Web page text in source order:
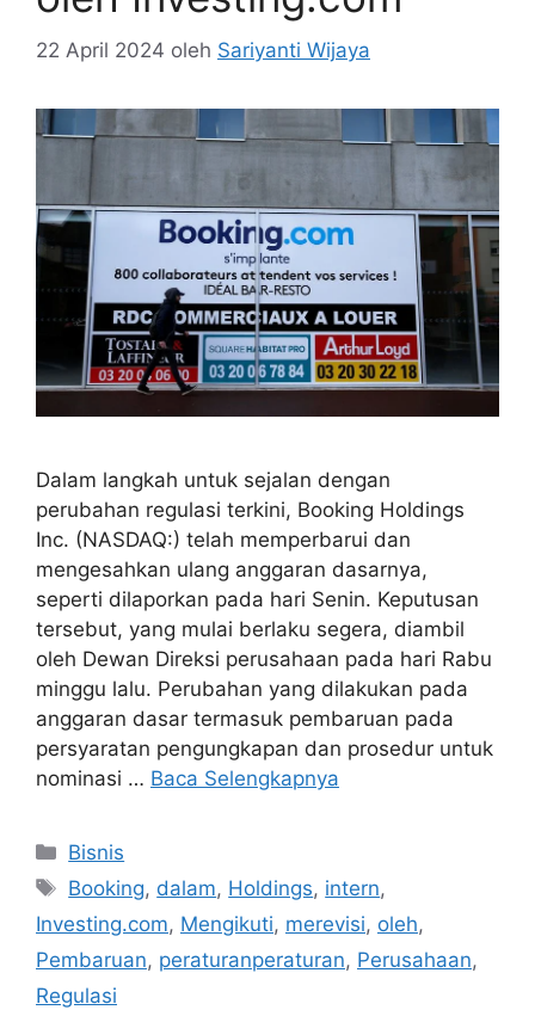
22 April 2024 oleh Sariyanti Wijaya
Dalam langkah untuk sejalan dengan
perubahan regulasi terkini, Booking Holdings
Inc. (NASDAQ:) telah memperbarui dan
mengesahkan ulang anggaran dasarnya,
seperti dilaporkan pada hari Senin. Keputusan
tersebut, yang mulai berlaku segera, diambil
oleh Dewan Direksi perusahaan pada hari Rabu
minggu lalu. Perubahan yang dilakukan pada
anggaran dasar termasuk pembaruan pada
persyaratan pengungkapan dan prosedur untuk
nominasi … Baca Selengkapnya
Kategori
Bisnis
Tag
Booking, dalam, Holdings, intern,
Investing.com, Mengikuti, merevisi, oleh,
Pembaruan, peraturanperaturan, Perusahaan,
Regulasi